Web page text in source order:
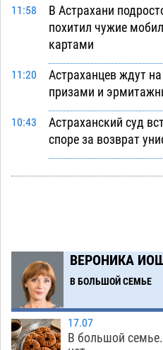
11:58
В Астрахани
похитил чужие
картами
11:20
Астраханцев ждут
призами и
10:43
Астраханский суд
споре за возврат
гандболисты
Краснодарской в
08:47
Астраханский суд
голове
ВЕРОНИКА
В БОЛЬШОЙ СЕМЬЕ
17.07
В большой